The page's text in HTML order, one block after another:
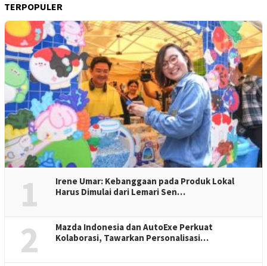
TERPOPULER
1
Irene Umar: Kebanggaan pada Produk Lokal
Harus Dimulai dari Lemari Sen…
2
Mazda Indonesia dan AutoExe Perkuat
Kolaborasi, Tawarkan Personalisasi…